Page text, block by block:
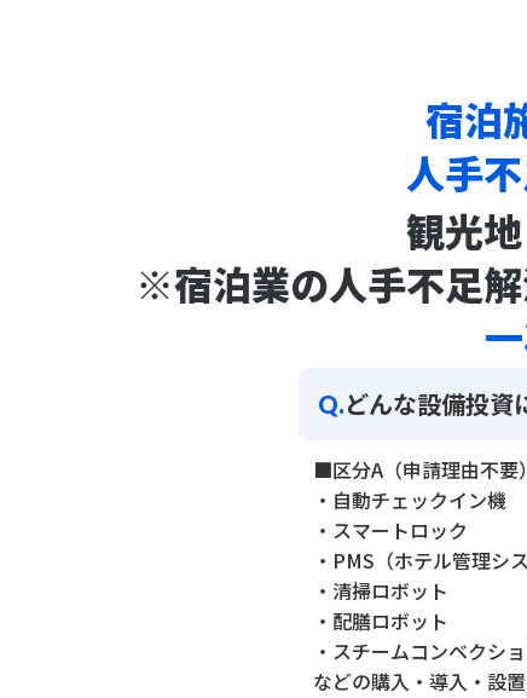
宿泊
人手
観光
※宿泊業の人手不足
Q.どんな設備投資
■区分A（申請理由不要）
・自動チェックイン機
・スマートロック
・PMS（ホテル管理シス
・清掃ロボット
・配膳ロボット
・スチームコンベクシ
などの購入・導入・設